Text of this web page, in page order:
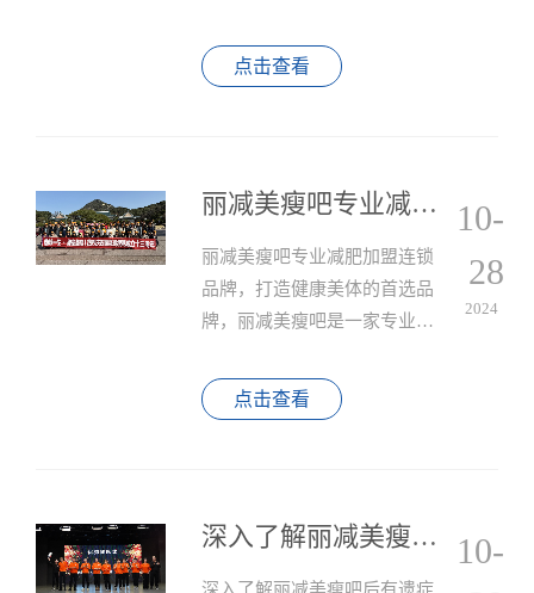
所不同，详细情况请咨询门店
等。
点击查看
丽减美瘦吧专业减肥加盟连锁品牌
丽减美瘦吧专业减肥加盟连锁
品牌，打造健康美体的首选品
牌，丽减美瘦吧是一家专业的
助顾客实现健康减肥和塑造完
美身材。
点击查看
10-
28
2024
深入了解丽减美瘦吧后有遗症吗？
10-